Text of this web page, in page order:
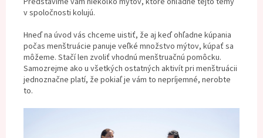
v spoločnosti kolujú.
Hneď na úvod vás chceme uistiť, že aj keď ohľadne kúpania
počas menštruácie panuje veľké množstvo mýtov, kúpať sa
môžeme. Stačí len zvoliť vhodnú menštruačnú pomôcku.
Samozrejme ako u všetkých ostatných aktivít pri menštruácii
jednoznačne platí, že pokiaľ je vám to nepríjemné, nerobte
to.